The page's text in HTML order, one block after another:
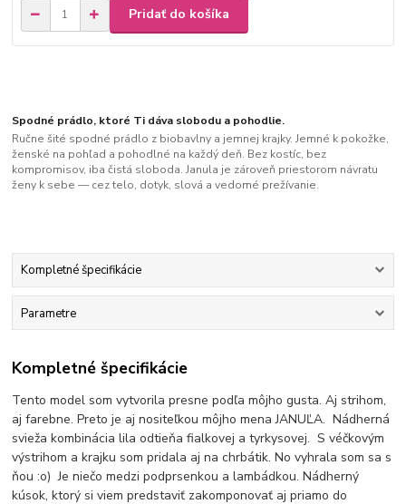
Pridať do košíka
Spodné prádlo, ktoré Ti dáva slobodu a pohodlie.
Ručne šité spodné prádlo z biobavlny a jemnej krajky. Jemné k pokožke,
ženské na pohľad a pohodlné na každý deň. Bez kostíc, bez
kompromisov, iba čistá sloboda. Janula je zároveň priestorom návratu
ženy k sebe — cez telo, dotyk, slová a vedomé prežívanie.
Kompletné špecifikácie
Parametre
Kompletné špecifikácie
Tento model som vytvorila presne podľa môjho gusta. Aj strihom,
aj farebne. Preto je aj nositeľkou môjho mena JANUĽA. Nádherná
svieža kombinácia lila odtieňa fialkovej a tyrkysovej. S véčkovým
výstrihom a krajku som pridala aj na chrbátik. No vyhrala som sa s
ňou :o) Je niečo medzi podprsenkou a lambádkou. Nádherný
kúsok, ktorý si viem predstaviť zakomponovať aj priamo do